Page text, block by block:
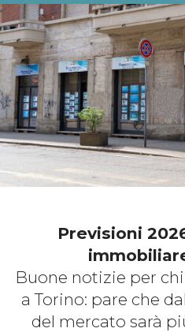
Previsioni
Buone notizie per
a Torino: pare che
del mercato sarà